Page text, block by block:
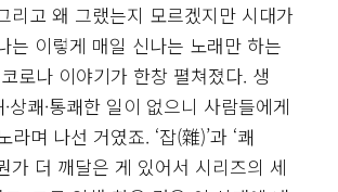
리고 왜 그랬는지 모르겠지만 시대가
는 이렇게 매일 신나는 노래만 하는
로나 이야기가 한창 펼쳐졌다. 생
상쾌·통쾌한 일이 없으니 사람들에게
라며 나선 거였죠. ‘잡(雜)’과 ‘쾌
가 더 깨달은 게 있어서 시리즈의 세